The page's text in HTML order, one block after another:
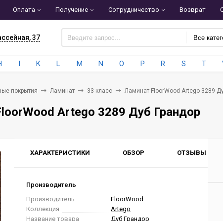
Оплата Получение Сотрудничество Возврат
37 Все
I K L M N O P R S T
покрытия Ламинат 33 класс Ламинат FloorWood Artego 3289
Artego 3289 Дуб Грандор
ХАРАКТЕРИСТИКИ ОБЗОР ОТЗЫВЫ
Производитель
Производитель
FloorWood
Коллекция
Artego
Название товара
Дуб Грандор